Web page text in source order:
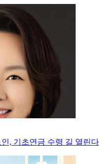
, 기초연금 수령 길 열린다